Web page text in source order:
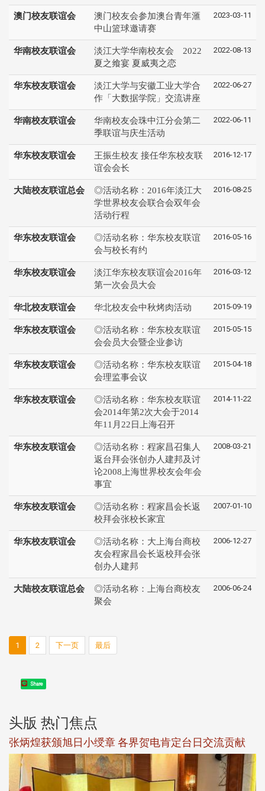
澳门校友联谊会
澳门校友会参加澳台青年滙
中山篮球邀请赛
2023-03-11
华南校友联谊会
淡江大学华南校友会 2022
夏之飨宴 夏威夷之恋
2022-08-13
华东校友联谊会
淡江大学与安徽工业大学合
作「大数据学院」交流讲座
2022-06-27
华南校友联谊会
华南校友会珠中江分会第二
季联谊与庆生活动
2022-06-11
华东校友联谊会
王振生校友 接任华东校友联
谊会会长
2016-12-17
大陆校友联谊总会
◎活动名称：2016年淡江大
学世界校友会联合会双年会
活动行程
2016-08-25
华东校友联谊会
◎活动名称：华东校友联谊
会与校长有约
2016-05-16
华东校友联谊会
淡江华东校友联谊会2016年
第一次会员大会
2016-03-12
华北校友联谊会 华北校友会中秋烤肉活动 2015-09-19
华东校友联谊会
◎活动名称：华东校友联谊
会会员大会暨企业参访
2015-05-15
华东校友联谊会
◎活动名称：华东校友联谊
会理监事会议
2015-04-18
华东校友联谊会
◎活动名称：华东校友联谊
会2014年第2次大会于2014
年11月22日上海召开
2014-11-22
华东校友联谊会
◎活动名称：程家昌召集人
返台拜会张创办人建邦及讨
论2008上海世界校友会年会
事宜
2008-03-21
华东校友联谊会
◎活动名称：程家昌会长返
校拜会张校长家宜
2007-01-10
华东校友联谊会
◎活动名称：大上海台商校
友会程家昌会长返校拜会张
创办人建邦
2006-12-27
大陆校友联谊总会
◎活动名称：上海台商校友
聚会
2006-06-24
1 2 下一页 最后
Share
头版 热门焦点
张炳煌获颁旭日小绶章 各界贺电肯定台日交流贡献